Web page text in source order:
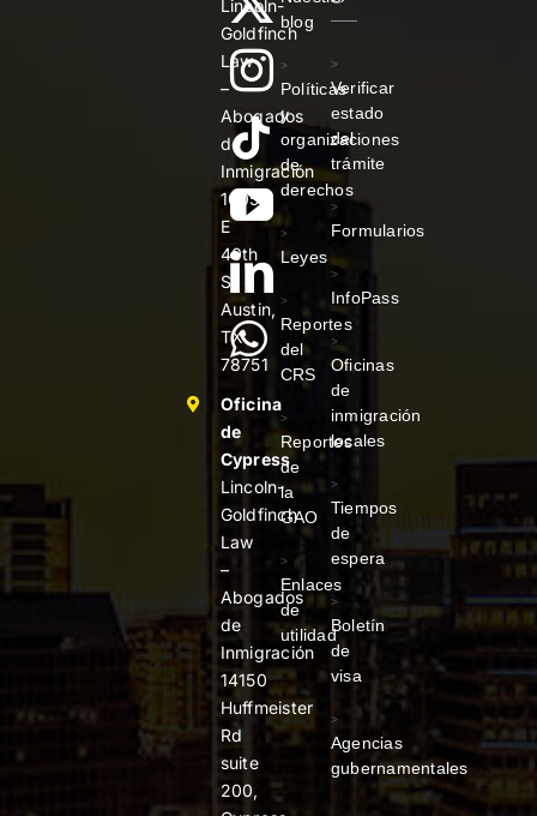
Lincoln-
Goldfinch
Law
–
Abogados
de
Inmigración
1005
E
40th
St
Austin,
TX
78751
Oficina
de
Cypress
Lincoln-
Goldfinch
Law
–
Abogados
de
Inmigración
14150
Huffmeister
Rd
suite
200,
blog
>
Políticas
y
organizaciones
de
derechos
>
Leyes
>
Reportes
del
CRS
>
Reportes
de
la
GAO
>
Enlaces
de
utilidad
>
Verificar
estado
del
trámite
>
Formularios
>
InfoPass
>
Oficinas
de
inmigración
locales
>
Tiempos
de
espera
>
Boletín
de
visa
>
Agencias
gubernamentales